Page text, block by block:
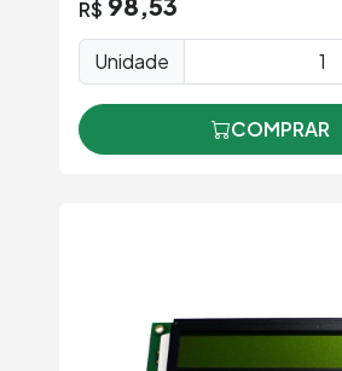
R$
Unidade
COMPRAR